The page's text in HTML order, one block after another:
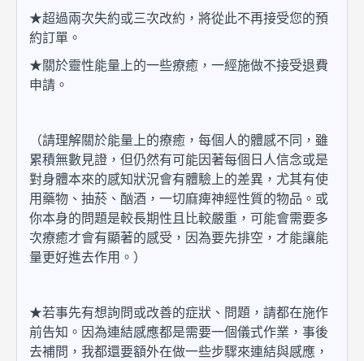
★超過兩次失約或三次改約，將從此不再接受您的預
約訂單。
★關於靈性能量上的一些療癒，一經施做不接受退費
申請。
（請理解關於能量上的療癒，每個人的體感不同，雖
累積無數見證，但仍然有可能因著每個日人信念或是
對身體本來的感知狀況會有體驗上的差異，尤其有使
用藥物、抽菸、酗酒，一切麻痺神經性質的物品。或
你本身的問題是較長期性且比較嚴重，可能會需要多
次療癒才會有顯著的感受，因為要先排空，才能讓能
量更好進去作用。）
★若事先有想詢問或改善的症狀、問題，請都在施作
前告知。因為連結感應都是需要一個儀式作業，事後
去補問，我都還要額外在做一些步驟來連結與感應，